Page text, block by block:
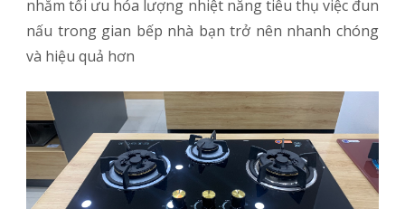
nhằm tối ưu hóa lượng nhiệt năng tiêu thụ việc đun
nấu trong gian bếp nhà bạn trở nên nhanh chóng
và hiệu quả hơn